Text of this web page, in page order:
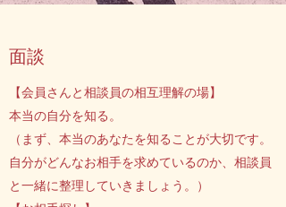
​面談
【会員さんと相談員の相互理解の場】
本当の自分を知る。
（まず、本当のあなたを知ることが大切です。
自分がどんなお相手を求めているのか、相談員
と一緒に整理していきましょう。）